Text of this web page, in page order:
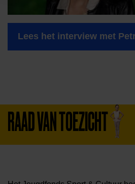
Lees het interview met
RAAD VAN TOEZICHT